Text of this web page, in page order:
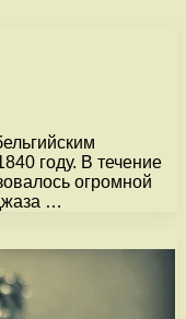
году. В течение
огромной
…